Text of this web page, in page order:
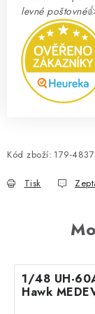
levné
Kód zboží: 179-
Tisk
1/48 UH-
Hawk